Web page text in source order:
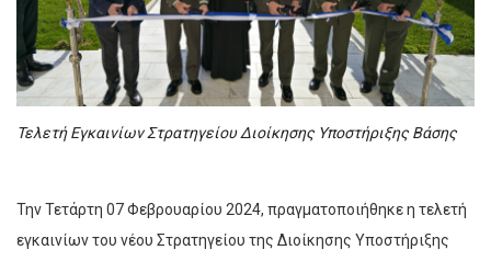
Τελετή Εγκαινίων Στρατηγείου Διοίκησης Υποστήριξης Βάσης
Την Τετάρτη 07 Φεβρουαρίου 2024, πραγματοποιήθηκε η τελετή
εγκαινίων του νέου Στρατηγείου της Διοίκησης Υποστήριξης